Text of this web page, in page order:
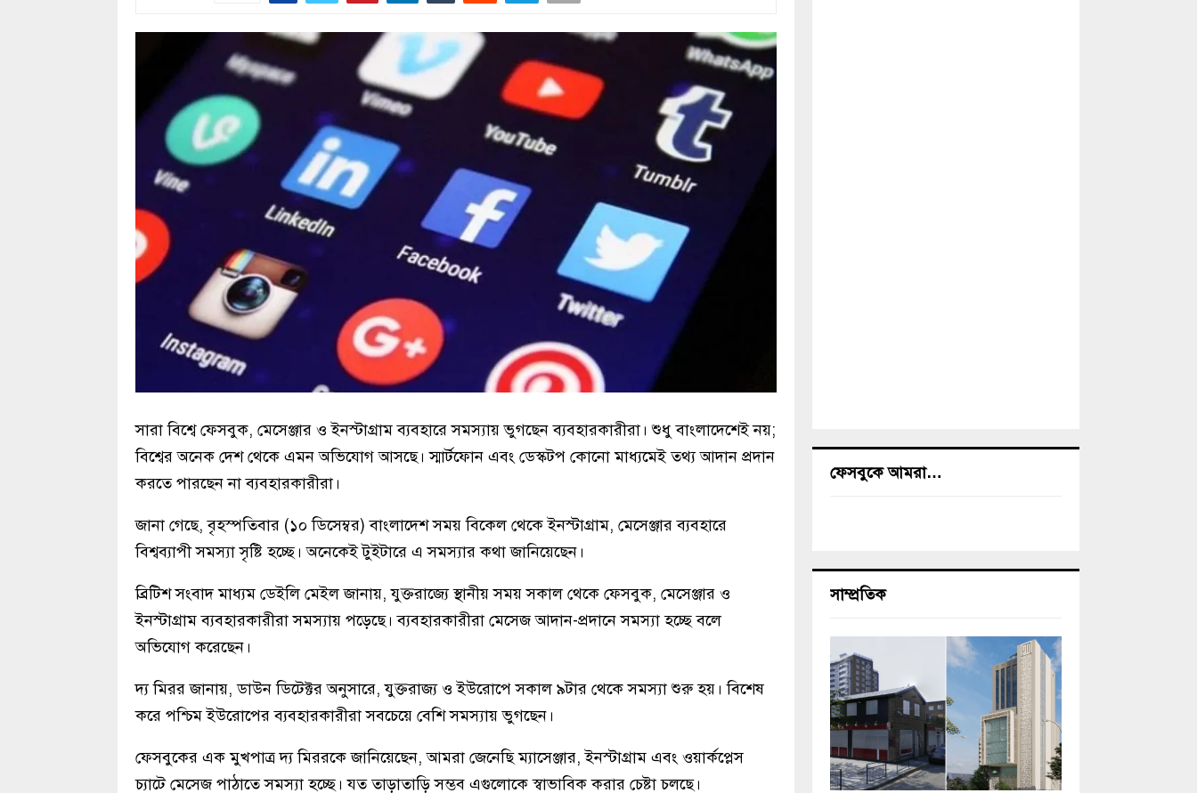
সারা বিশ্বে ফেসবুক, মেসেঞ্জার ও ইনস্টাগ্রাম ব্যবহারে সমস্যায় ভুগছেন ব্যবহারকারীরা। শুধু বাংলাদেশেই নয়;
বিশ্বের অনেক দেশ থেকে এমন অভিযোগ আসছে। স্মার্টফোন এবং ডেস্কটপ কোনো মাধ্যমেই তথ্য আদান প্রদান
করতে পারছেন না ব্যবহারকারীরা।
জানা গেছে, বৃহস্পতিবার (১০ ডিসেম্বর) বাংলাদেশ সময় বিকেল থেকে ইনস্টাগ্রাম, মেসেঞ্জার ব্যবহারে
বিশ্বব্যাপী সমস্যা সৃষ্টি হচ্ছে। অনেকেই টুইটারে এ সমস্যার কথা জানিয়েছেন।
ব্রিটিশ সংবাদ মাধ্যম ডেইলি মেইল জানায়, যুক্তরাজ্যে স্থানীয় সময় সকাল থেকে ফেসবুক, মেসেঞ্জার ও
ইনস্টাগ্রাম ব্যবহারকারীরা সমস্যায় পড়েছে। ব্যবহারকারীরা মেসেজ আদান-প্রদানে সমস্যা হচ্ছে বলে
অভিযোগ করেছেন।
দ্য মিরর জানায়, ডাউন ডিটেক্টর অনুসারে, যুক্তরাজ্য ও ইউরোপে সকাল ৯টার থেকে সমস্যা শুরু হয়। বিশেষ
করে পশ্চিম ইউরোপের ব্যবহারকারীরা সবচেয়ে বেশি সমস্যায় ভুগছেন।
ফেসবুকের এক মুখপাত্র দ্য মিররকে জানিয়েছেন, আমরা জেনেছি ম্যাসেঞ্জার, ইনস্টাগ্রাম এবং ওয়ার্কপ্লেস
চ্যাটে মেসেজ পাঠাতে সমস্যা হচ্ছে। যত তাড়াতাড়ি সম্ভব এগুলোকে স্বাভাবিক করার চেষ্টা চলছে।
ফেসবুকে আমরা…
সাম্প্রতিক